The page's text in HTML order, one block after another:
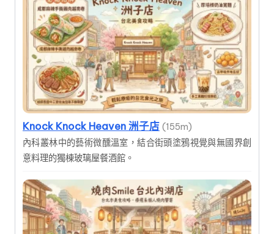
Knock Knock Heaven 洲子店 (155m)
內科叢林中的藝術微醺溫室，結合街頭塗鴉視覺與無國界創
意料理的獨棟玻璃屋餐酒館。